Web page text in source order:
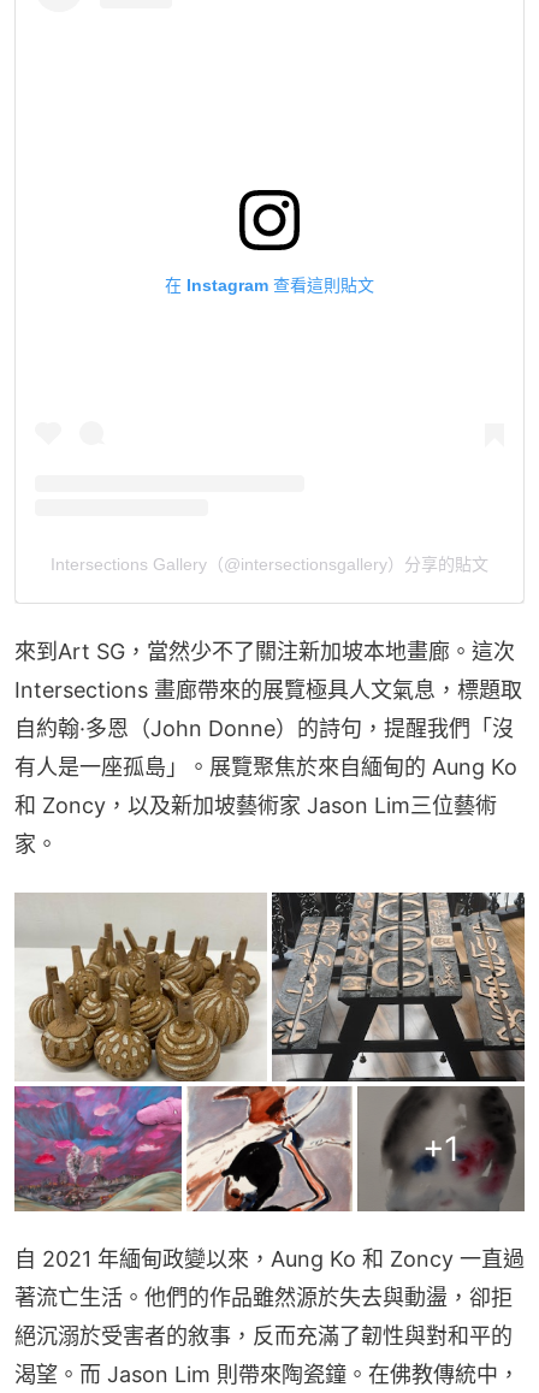
在 Instagram 查看這則貼文
Intersections Gallery（@intersectionsgallery）分享的貼文
來到Art SG，當然少不了關注新加坡本地畫廊。這次
Intersections 畫廊帶來的展覽極具人文氣息，標題取
自約翰·多恩（John Donne）的詩句，提醒我們「沒
有人是一座孤島」。展覽聚焦於來自緬甸的 Aung Ko
和 Zoncy，以及新加坡藝術家 Jason Lim三位藝術
家。
+1
自 2021 年緬甸政變以來，Aung Ko 和 Zoncy 一直過
著流亡生活。他們的作品雖然源於失去與動盪，卻拒
絕沉溺於受害者的敘事，反而充滿了韌性與對和平的
渴望。而 Jason Lim 則帶來陶瓷鐘。在佛教傳統中，